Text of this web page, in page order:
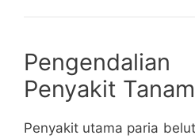
Penyakit
Penyakit utama paria